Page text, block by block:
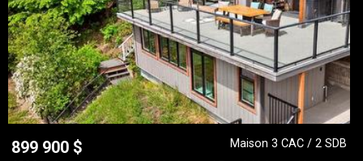
899 900 $
Maison 3 CAC / 2 SDB